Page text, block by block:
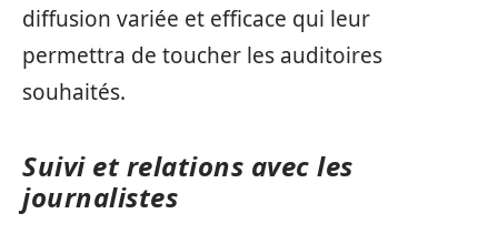
diffusion variée et efficace qui leur
permettra de toucher les auditoires
souhaités.
Suivi et relations avec les
journalistes